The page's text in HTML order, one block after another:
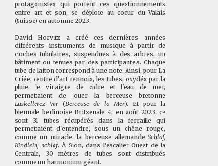
protagonistes qui portent ces questionnements
entre art et son, se déploie au coeur du Valais
(Suisse) en automne 2023.
David Horvitz a créé ces dernières années
différents instruments de musique à partir de
cloches tubulaires, suspendues à des arbres, un
bâtiment ou tenues par des participant·e·s. Chaque
tube de laiton correspond à une note. Ainsi, pour La
Criée, centre d'art rennois, les tubes, oxydés par la
pluie, le vinaigre de cidre et l'eau de mer,
permettaient de jouer la berceuse bretonne
Luskellerez Vor(Berceuse de la Mer). Et pour la
biennale berlinoise Britzenale 4, en août 2023, ce
sont 31 tubes récupérés dans la ferraille qui
permettaient d'entendre, sous un chêne rouge,
comme un miracle, la berceuse allemandeSchlaf,
Kindlein, schlaf. À Sion, dans l'escalier Ouest de la
Centrale, 30 mètres de tubes sont distribués
comme un harmonium géant.